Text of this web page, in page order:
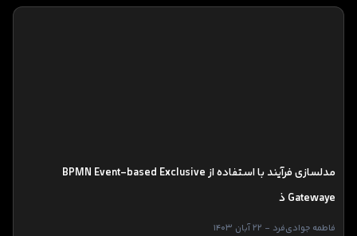
مدلسازی فرآیند با استفاده از BPMN Event-based Exclusive
Gatewaye ذ
فاطمه جوادی‌فرد - 22 آبان 1403